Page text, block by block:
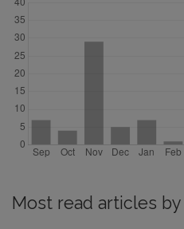
Most read articles